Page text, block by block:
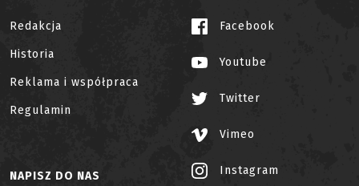
Redakcja
Historia
Reklama i współpraca
Regulamin
Facebook
Youtube
Twitter
Vimeo
Instagram
NAPISZ DO NAS